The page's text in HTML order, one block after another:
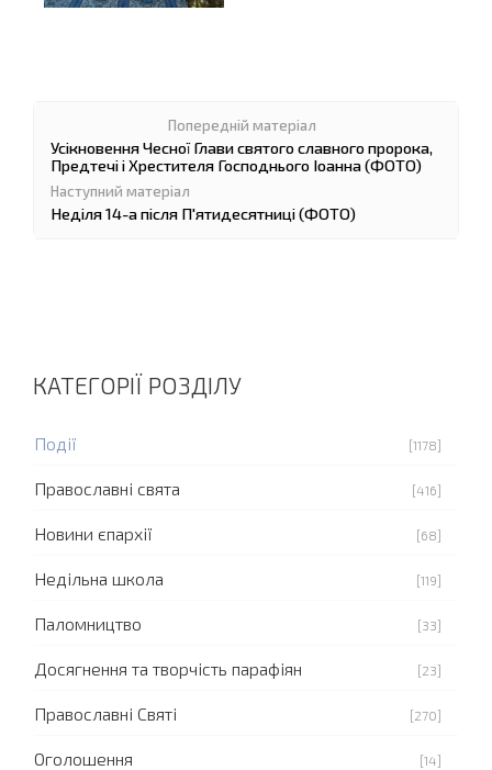
Усікновення Чесної Глави святого славного пророка,
Предтечі і Хрестителя Господнього Іоанна (ФОТО)
Неділя 14-а після П'ятидесятниці (ФОТО)
КАТЕГОРІЇ РОЗДІЛУ
Події [1178]
Православні свята [416]
Новини єпархії [68]
Недільна школа [119]
Паломництво [33]
Досягнення та творчість парафіян [23]
Православні Святі [270]
Оголошення [14]